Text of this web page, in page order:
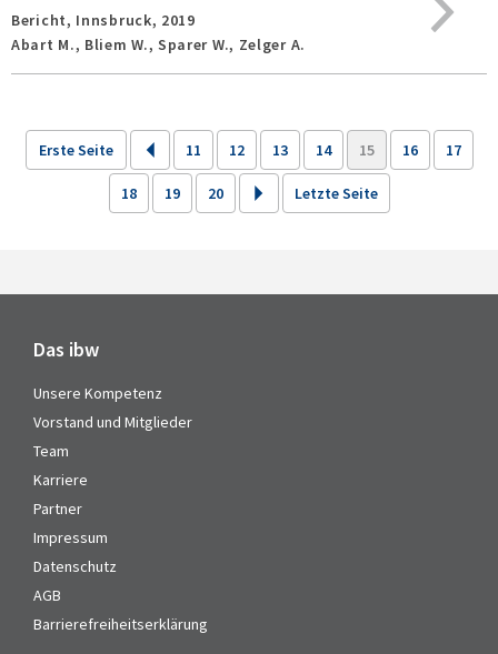
Bericht, Innsbruck, 2019
Abart M., Bliem W., Sparer W., Zelger A.
Erste Seite 11 12 13 14 15 16 17
18 19 20 Letzte Seite
Das ibw
Unsere Kompetenz
Vorstand und Mitglieder
Team
Karriere
Partner
Impressum
Datenschutz
AGB
Barrierefreiheitserklärung